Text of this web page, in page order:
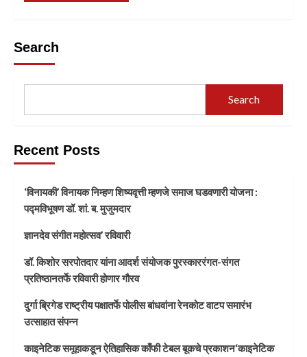
Search
Search
Recent Posts
‘विनायकी’ विनायक निम्हण शिष्यवृत्ती म्हणजे समाज घडवणारी योजना :
पद्मविभूषण डॉ. शां. ब. मुजुमदार
ज्ञानदेव संगीत महोत्सव’ रविवारी
डॉ. किशोर सरपोतदार यांना आदर्श संयोजक पुरस्काररंगत-संगत
प्रतिष्ठानतर्फे रविवारी होणार गौरव
दुर्गा ब्रिगेड राष्ट्रीय पक्षातर्फे पोलीस बांधवांना रेनकोट वाटप समारंभ
उत्साहात संपन्न
काइनेटिक समूहाकडून ऐतिहासिक काँफी टेबल बूकचे प्रकाशन‘काइनेटिक